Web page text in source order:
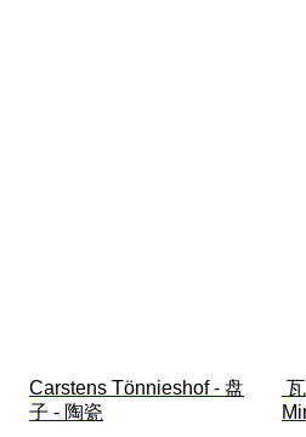
Carstens Tönnieshof - 盘
子 - 陶瓷